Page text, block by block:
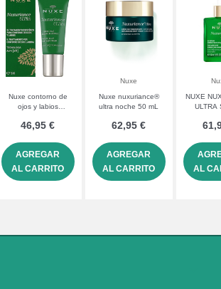
Nuxe contorno de
ojos y labios
46,95 €
AGREGAR
AL CARRITO
Nuxe
Nuxe nuxuriance®
ultra noche 50 mL
62,95 €
AGREGAR
AL CARRITO
NUXE
ULTRA
MANCHAS 1 ENVASE
AL